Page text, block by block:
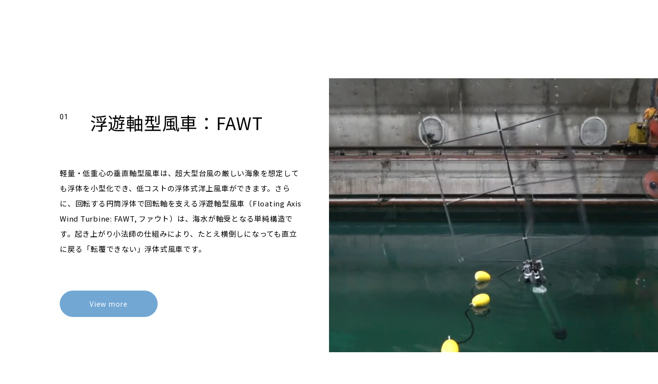
01 浮遊軸型風車：FAWT
軽量・低重心の垂直軸型風車は、超大型台風の厳しい海象を想定して
も浮体を小型化でき、低コストの浮体式洋上風車ができます。さら
に、回転する円筒浮体で回転軸を支える浮遊軸型風車（Floating Axis
Wind Turbine: FAWT, ファウト）は、海水が軸受となる単純構造で
す。起き上がり小法師の仕組みにより、たとえ横倒しになっても直立
に戻る「転覆できない」浮体式風車です。
View more